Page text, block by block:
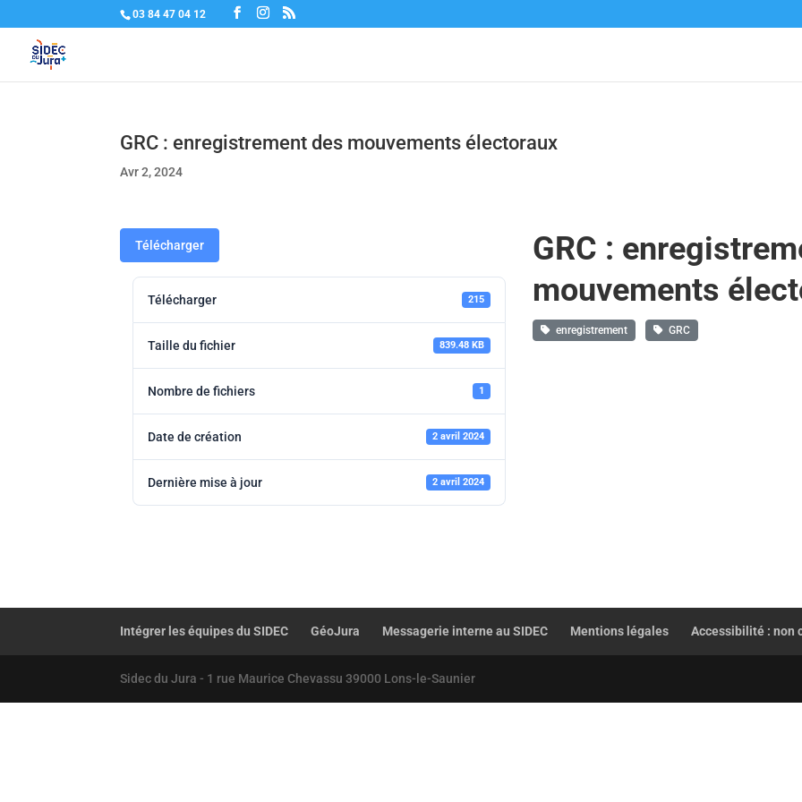
03 84 47 04 12
GRC : enregistrement des mouvements électoraux
Avr 2, 2024
Télécharger
Télécharger 215
Taille du fichier 839.48 KB
Nombre de fichiers 1
Date de création 2 avril 2024
Dernière mise à jour 2 avril 2024
GRC :
mouvements
enregistrement GRC
Intégrer les équipes du SIDEC GéoJura Messagerie interne au SIDEC Mentions légales Accessibilité : non
Sidec du Jura - 1 rue Maurice Chevassu 39000 Lons-le-Saunier